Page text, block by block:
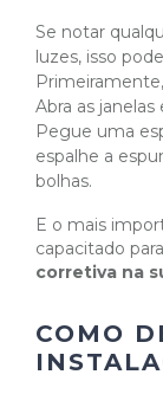
Se notar
luzes, isso
Abra as janelas
Pegue uma
espalhe a
bolhas.
E o mais
capacitado
corretiva na
COMO